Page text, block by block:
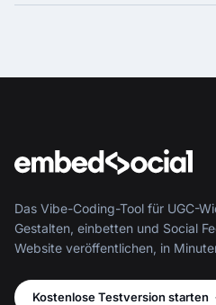
Das Vibe-Coding-Tool für UGC-
Gestalten, einbetten und Social
Website veröffentlichen, in
Kostenlose Testversion starten